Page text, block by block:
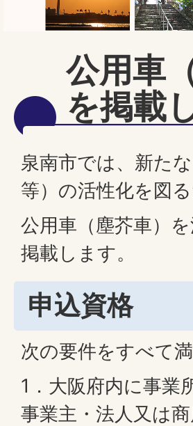
公用車
を掲載
泉南市では、新た
等）の活性化を図
公用車（塵芥車）
掲載します。
申込資格
次の要件をすべて
1．大阪府内に事業
事業主・法人又は